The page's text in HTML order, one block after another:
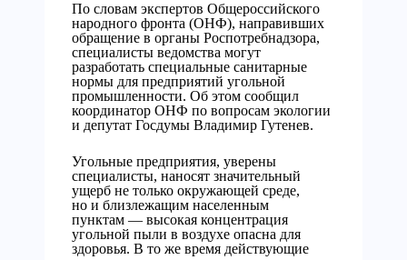
По словам экспертов Общероссийского
народного фронта (ОНФ), направивших
обращение в органы Роспотребнадзора,
специалисты ведомства могут
разработать специальные санитарные
нормы для предприятий угольной
промышленности. Об этом сообщил
координатор ОНФ по вопросам экологии
и депутат Госдумы Владимир Гутенев.
Угольные предприятия, уверены
специалисты, наносят значительный
ущерб не только окружающей среде,
но и близлежащим населенным
пунктам — высокая концентрация
угольной пыли в воздухе опасна для
здоровья. В то же время действующие